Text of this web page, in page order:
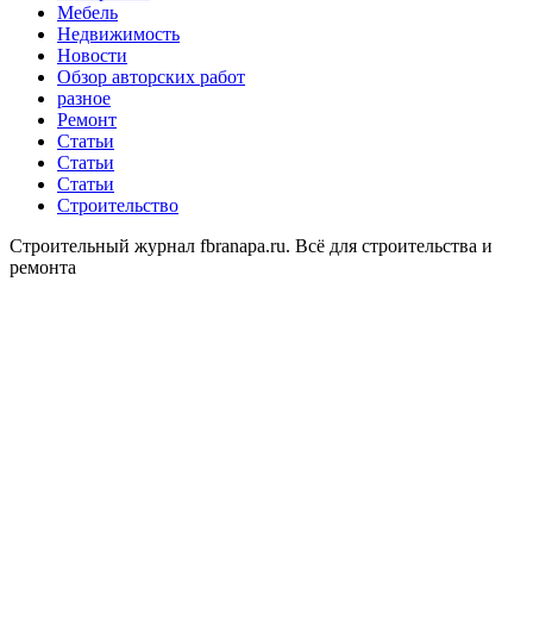
Мебель
Недвижимость
Новости
Обзор авторских работ
разное
Ремонт
Статьи
Статьи
Статьи
Строительство
Строительный журнал fbranapa.ru. Всё для строительства и
ремонта